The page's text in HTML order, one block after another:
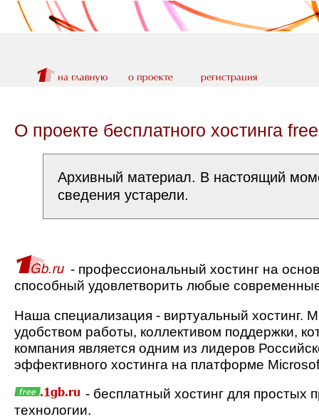
О проекте бесплатного хостинга
Архивный материал. В настоящий
сведения устарели.
- профессиональный хостинг на
способный удовлетворить любые
Наша специализация - виртуальный хостинг.
удобством работы, коллективом поддержки,
компания является одним из лидеров
эффективного хостинга на платформе
- бесплатный хостинг для простых
технологии.